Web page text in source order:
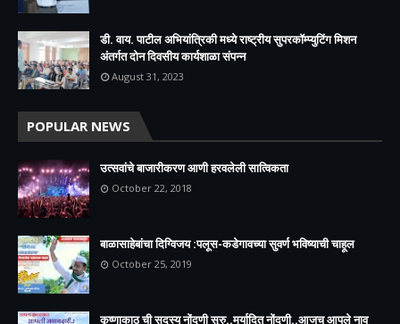
डी. वाय. पाटील अभियांत्रिकी मध्ये राष्ट्रीय सुपरकॉम्प्युटिंग मिशन
अंतर्गत दोन दिवसीय कार्यशाळा संपन्न
August 31, 2023
POPULAR NEWS
उत्सवांचे बाजारीकरण आणी हरवलेली सात्विकता
October 22, 2018
बाळासाहेबांचा दिग्विजय :पलूस-कडेगावच्या सुवर्ण भविष्याची चाहूल
October 25, 2019
कृष्णाकाठ ची सदस्य नोंदणी सुरु..मर्यादित नोंदणी..आजच आपले नाव